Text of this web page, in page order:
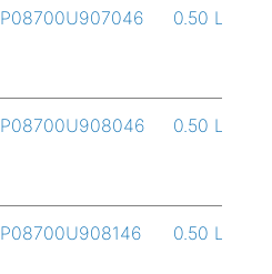
P08700U907046 0.50 L
P08700U908046 0.50 L
P08700U908146 0.50 L